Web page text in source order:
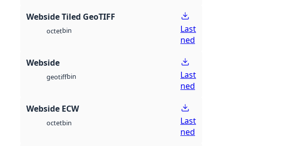
Webside Tiled GeoTIFF
octetbin
Last
ned
Webside
geotiffbin
Last
ned
Webside ECW
octetbin
Last
ned